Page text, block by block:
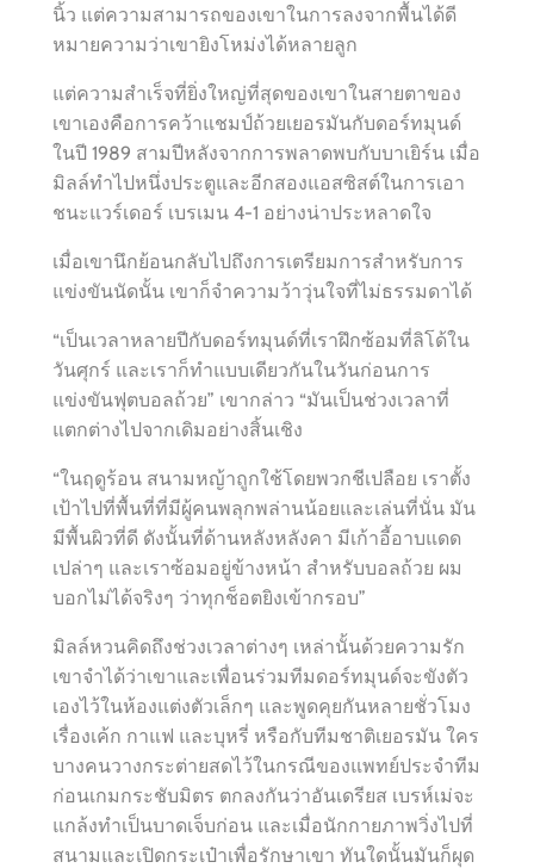
นิ้ว แต่ความสามารถของเขาในการลงจากพื้นได้ดี
หมายความว่าเขายิงโหม่งได้หลายลูก
แต่ความสำเร็จที่ยิ่งใหญ่ที่สุดของเขาในสายตาของ
เขาเองคือการคว้าแชมป์ถ้วยเยอรมันกับดอร์ทมุนด์
ในปี 1989 สามปีหลังจากการพลาดพบกับบาเยิร์น เมื่อ
มิลล์ทำไปหนึ่งประตูและอีกสองแอสซิสต์ในการเอา
ชนะแวร์เดอร์ เบรเมน 4-1 อย่างน่าประหลาดใจ
เมื่อเขานึกย้อนกลับไปถึงการเตรียมการสำหรับการ
แข่งขันนัดนั้น เขาก็จำความว้าวุ่นใจที่ไม่ธรรมดาได้
“เป็นเวลาหลายปีกับดอร์ทมุนด์ที่เราฝึกซ้อมที่ลิโด้ใน
วันศุกร์ และเราก็ทำแบบเดียวกันในวันก่อนการ
แข่งขันฟุตบอลถ้วย” เขากล่าว “มันเป็นช่วงเวลาที่
แตกต่างไปจากเดิมอย่างสิ้นเชิง
“ในฤดูร้อน สนามหญ้าถูกใช้โดยพวกชีเปลือย เราตั้ง
เป้าไปที่พื้นที่ที่มีผู้คนพลุกพล่านน้อยและเล่นที่นั่น มัน
มีพื้นผิวที่ดี ดังนั้นที่ด้านหลังหลังคา มีเก้าอี้อาบแดด
เปล่าๆ และเราซ้อมอยู่ข้างหน้า สำหรับบอลถ้วย ผม
บอกไม่ได้จริงๆ ว่าทุกช็อตยิงเข้ากรอบ”
มิลล์หวนคิดถึงช่วงเวลาต่างๆ เหล่านั้นด้วยความรัก
เขาจำได้ว่าเขาและเพื่อนร่วมทีมดอร์ทมุนด์จะขังตัว
เองไว้ในห้องแต่งตัวเล็กๆ และพูดคุยกันหลายชั่วโมง
เรื่องเค้ก กาแฟ และบุหรี่ หรือกับทีมชาติเยอรมัน ใคร
บางคนวางกระต่ายสดไว้ในกรณีของแพทย์ประจำทีม
ก่อนเกมกระชับมิตร ตกลงกันว่าอันเดรียส เบรห์เม่จะ
แกล้งทำเป็นบาดเจ็บก่อน และเมื่อนักกายภาพวิ่งไปที่
สนามและเปิดกระเป๋าเพื่อรักษาเขา ทันใดนั้นมันก็ผุด